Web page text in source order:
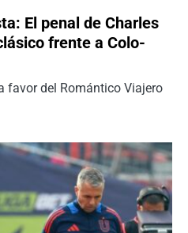
El penal de Charles
frente a Colo-
favor del Romántico Viajero